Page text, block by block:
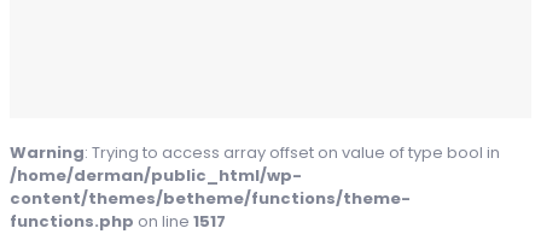
Warning: Trying to access array offset on value of type bool in
/home/derman/public_html/wp-
content/themes/betheme/functions/theme-
functions.php on line 1517